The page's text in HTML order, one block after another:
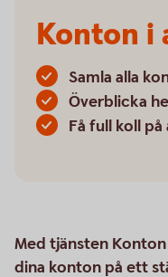
Konton i
Samla alla
Överblicka
Få full koll
Med tjänsten
dina konton på ett